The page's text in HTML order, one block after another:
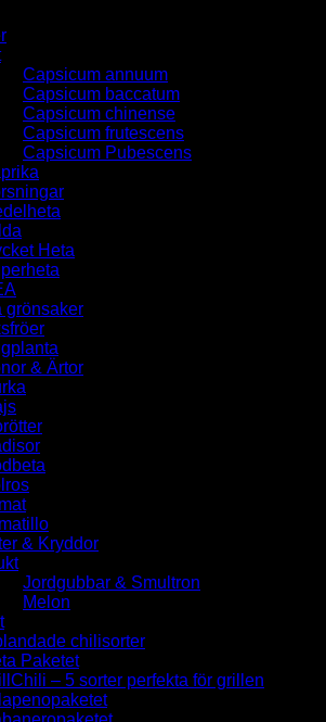
Capsicum annuum
Capsicum baccatum
Capsicum chinense
Capsicum frutescens
Capsicum Pubescens
Heta
grönsaker
& Ärtor
& Kryddor
Jordgubbar & Smultron
Melon
chilisorter
Paketet
– 5 sorter perfekta för grillen